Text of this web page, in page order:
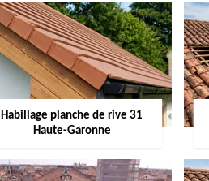
Habillage planche de rive 31
Haute-Garonne